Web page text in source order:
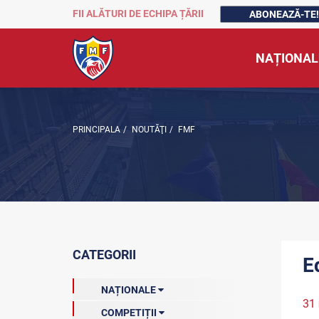
FII ALĂTURI DE ECHIPA ȚĂRII ABONEAZĂ-TE!
PRINCIPALA / NOUTĂŢI / FMF
CATEGORII
NAȚIONALE
COMPETIȚII
31